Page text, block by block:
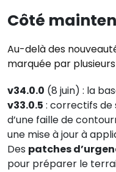
Côté
Au-delà des
marquée par
v34.0.0 (8 juin) : la
v33.0.5 : correctifs
d’une faille de
une mise à jour à
Des patches
pour préparer le